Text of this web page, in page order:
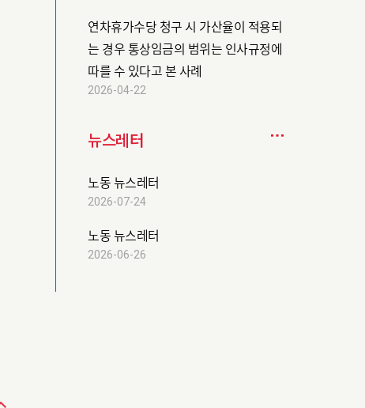
연차휴가수당 청구 시 가산율이 적용되
는 경우 통상임금의 범위는 인사규정에
따를 수 있다고 본 사례
2026-04-22
뉴스레터
노동 뉴스레터
2026-07-24
노동 뉴스레터
2026-06-26